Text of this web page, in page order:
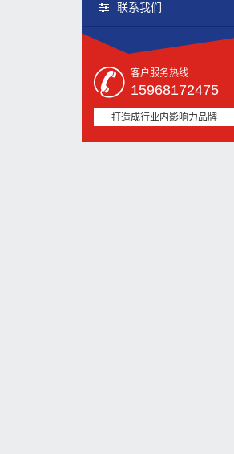
联系我们
客户服务热线
15968172475
打造成行业内影响力品牌